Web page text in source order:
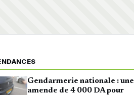
Gendarmerie nationale : une
amende de 4 000 DA pour